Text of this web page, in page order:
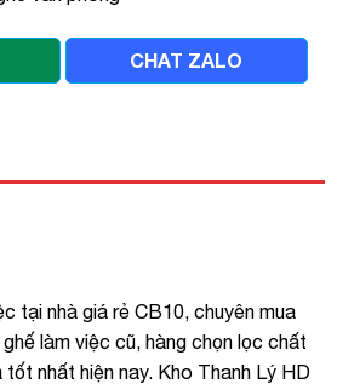
CHAT ZALO
tại nhà giá rẻ CB10, chuyên mua
làm việc cũ, hàng chọn lọc chất
nhất hiện nay. Kho Thanh Lý HD